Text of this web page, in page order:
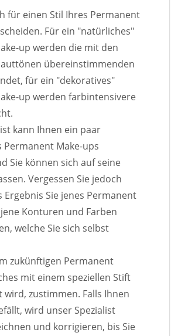
für einen Stil Ihres Permanent
Für ein "natürliches"
up werden die mit den
übereinstimmenden
für ein "dekoratives"
up werden farbintensivere
kann Ihnen ein paar
Permanent Make-ups
Sie können sich auf seine
Vergessen Sie jedoch
Ergebnis Sie jenes Permanent
Konturen und Farben
welche Sie sich selbst
zukünftigen Permanent
mit einem speziellen Stift
wird, zustimmen. Falls Ihnen
wird unser Spezialist
und korrigieren, bis Sie